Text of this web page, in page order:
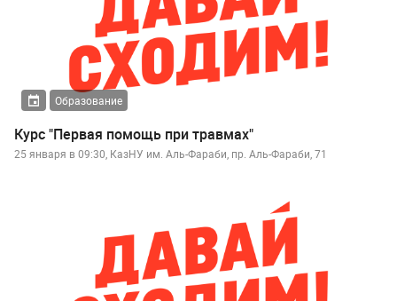
Образование
Курс "Первая помощь при травмах"
25 января в 09:30, КазНУ им. Аль-Фараби, пр. Аль-Фараби, 71